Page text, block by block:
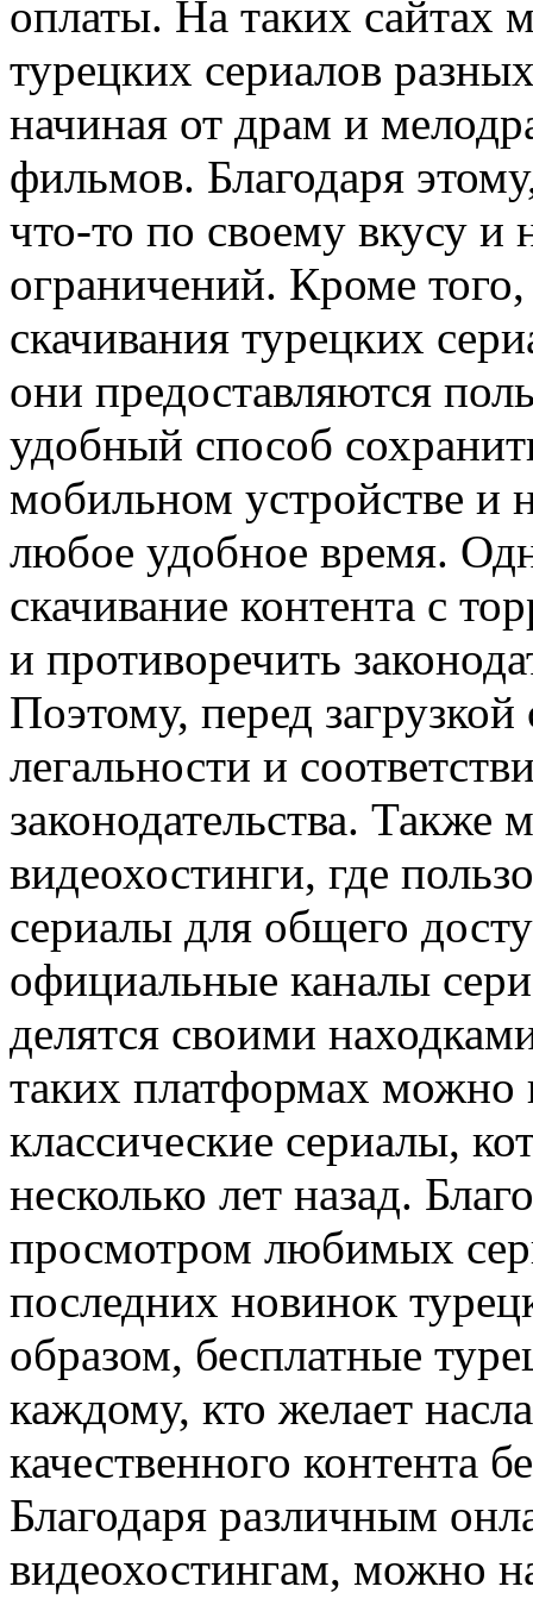
оплаты. На таких
турецких сериалов
начиная от драм и
фильмов. Благодаря
что-то по своему вкусу и
ограничений. Кроме
скачивания турецких
они предоставляются
удобный способ
мобильном устройстве и
любое удобное время.
скачивание контента с
и противоречить
Поэтому, перед загрузкой
легальности и
законодательства.
видеохостинги, где
сериалы для общего
официальные каналы
делятся своими
таких платформах можно
классические сериалы,
несколько лет назад.
просмотром любимых
последних новинок
образом, бесплатные
каждому, кто желает
качественного контента
Благодаря различным
видеохостингам, можно